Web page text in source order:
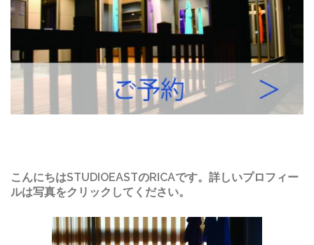
こんにちはSTUDIOEASTのRICAです。詳しいプロフィー
ルは写真をクリックしてください。